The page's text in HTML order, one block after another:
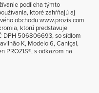
podlieha týmto
ktoré zahŕňajú aj
obchodu www.prozis.com
ktorú predstavuje
DPH 506806693, so sídlom
K, Modelo 6, Caniçal,
PROZIS®, s odkazom na